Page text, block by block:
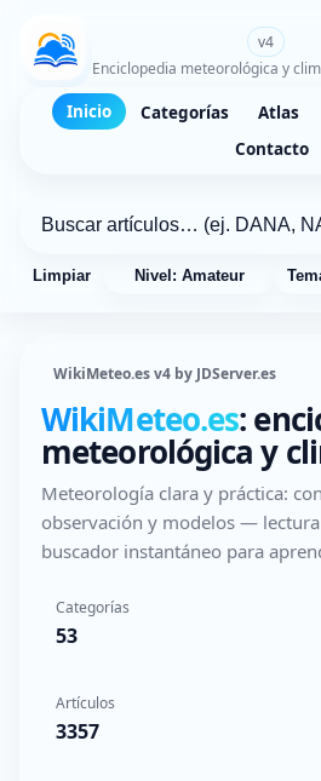
v4
Enciclopedia meteorológica y
Inicio Categorías Atlas
Contacto
Limpiar Nivel: Amateur
WikiMeteo.es v4 by JDServer.es
WikiMeteo.es:
meteorológica y
Meteorología clara y práctica:
observación y modelos —
buscador instantáneo para
Categorías
53
Artículos
3357